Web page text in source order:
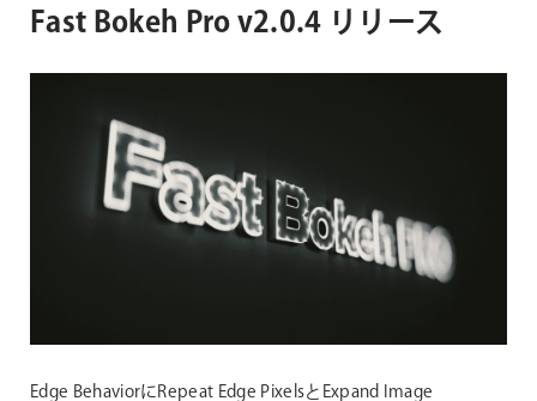
Fast Bokeh Pro v2.0.4 リリース
Edge BehaviorにRepeat Edge PixelsとExpand Image